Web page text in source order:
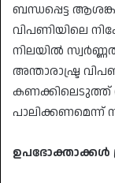
ബന്ധപ്പെട്ട
വിപണിയിലെ
നിലയിൽ
അന്താരാഷ്ട്ര
കണക്കിലെടുത്ത്
പാലിക്കണമെന്ന്
ഉപഭോക്താക്കൾ